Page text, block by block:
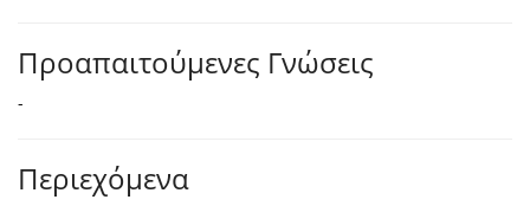
Προαπαιτούμενες Γνώσεις
-
Περιεχόμενα